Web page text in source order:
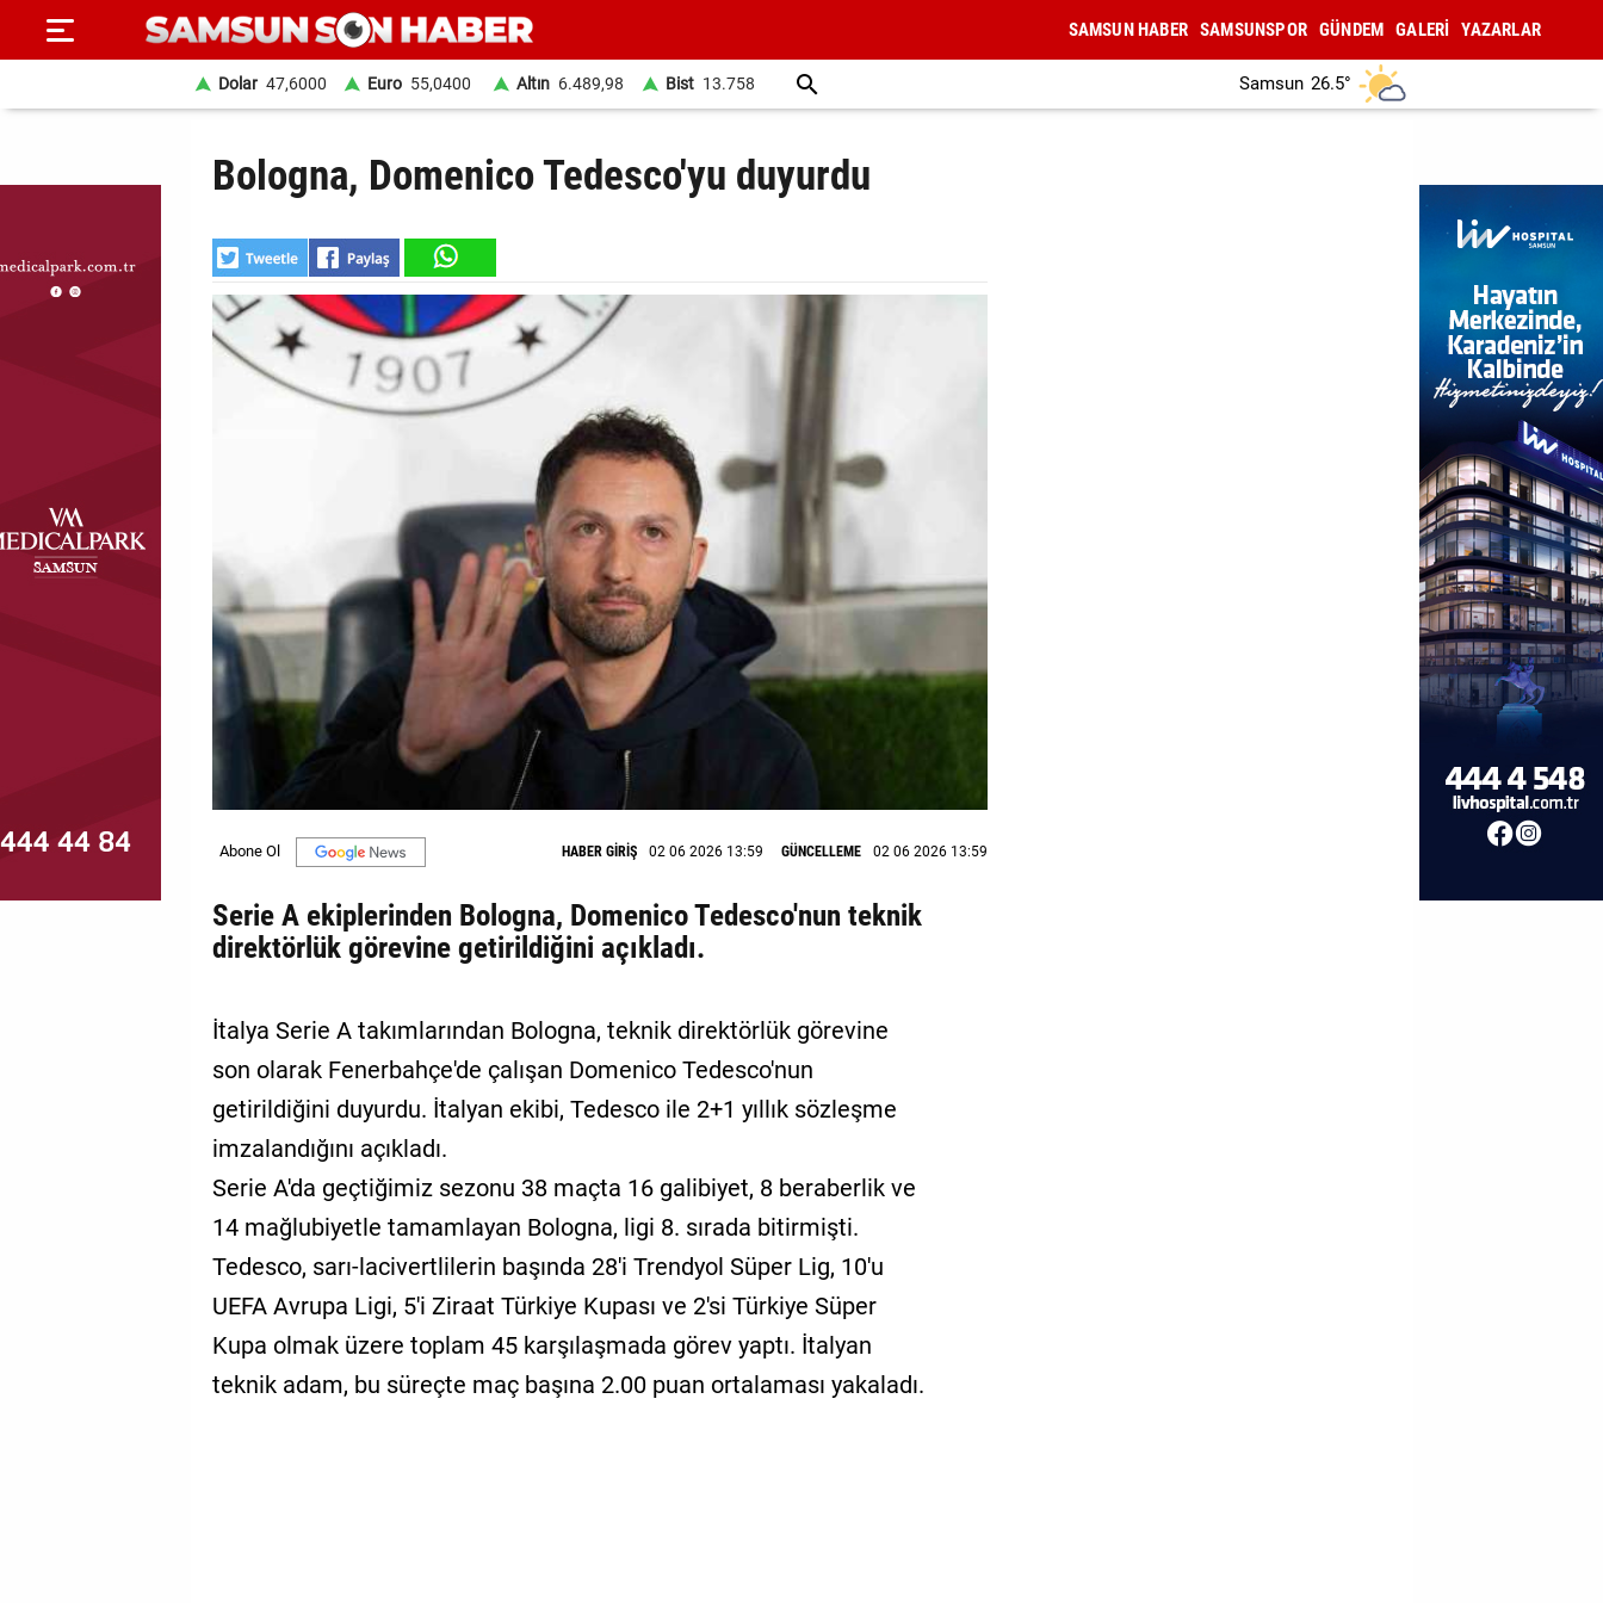
SAYFA
HABER
DÜNYA
MAGAZİN
Künye
İletişim
SAMSUN HABER SAMSUNSPOR GÜNDEM GALERİ YAZARLAR
Dolar 47,6000 Euro 55,0400 Altın 6.489,98 Bist 13.758 Samsun 26.5°
Bologna, Domenico Tedesco'yu duyurdu
HABER GİRİŞ 02 06 2026 13:59 GÜNCELLEME 02 06 2026 13:59
Serie A ekiplerinden Bologna, Domenico Tedesco'nun teknik
direktörlük görevine getirildiğini açıkladı.
İtalya Serie A takımlarından Bologna, teknik direktörlük görevine
son olarak Fenerbahçe'de çalışan Domenico Tedesco'nun
getirildiğini duyurdu. İtalyan ekibi, Tedesco ile 2+1 yıllık sözleşme
imzalandığını açıkladı.
Serie A'da geçtiğimiz sezonu 38 maçta 16 galibiyet, 8 beraberlik ve
14 mağlubiyetle tamamlayan Bologna, ligi 8. sırada bitirmişti.
Tedesco, sarı-lacivertlilerin başında 28'i Trendyol Süper Lig, 10'u
UEFA Avrupa Ligi, 5'i Ziraat Türkiye Kupası ve 2'si Türkiye Süper
Kupa olmak üzere toplam 45 karşılaşmada görev yaptı. İtalyan
teknik adam, bu süreçte maç başına 2.00 puan ortalaması yakaladı.